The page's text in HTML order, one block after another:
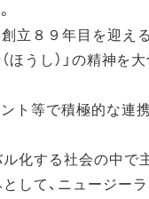
立８９年目を迎え
（ほうし）」の精
ト等で積極的な連
ル化する社会の中
して、ニュージ